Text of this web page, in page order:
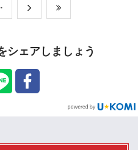
シェアしましょう